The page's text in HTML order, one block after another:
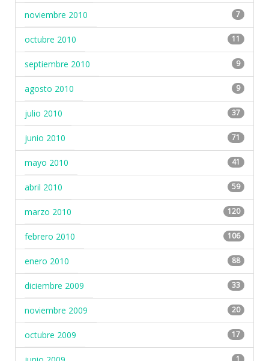
noviembre 2010 7
octubre 2010 11
septiembre 2010 9
agosto 2010 9
julio 2010 37
junio 2010 71
mayo 2010 41
abril 2010 59
marzo 2010 120
febrero 2010 106
enero 2010 88
diciembre 2009 33
noviembre 2009 20
octubre 2009 17
1